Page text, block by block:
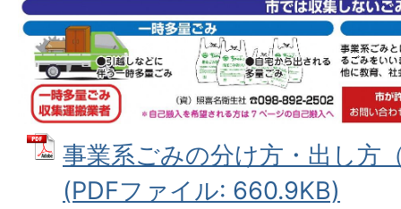
事業系ごみの分け方・出し方
(PDFファイル: 660.9KB)